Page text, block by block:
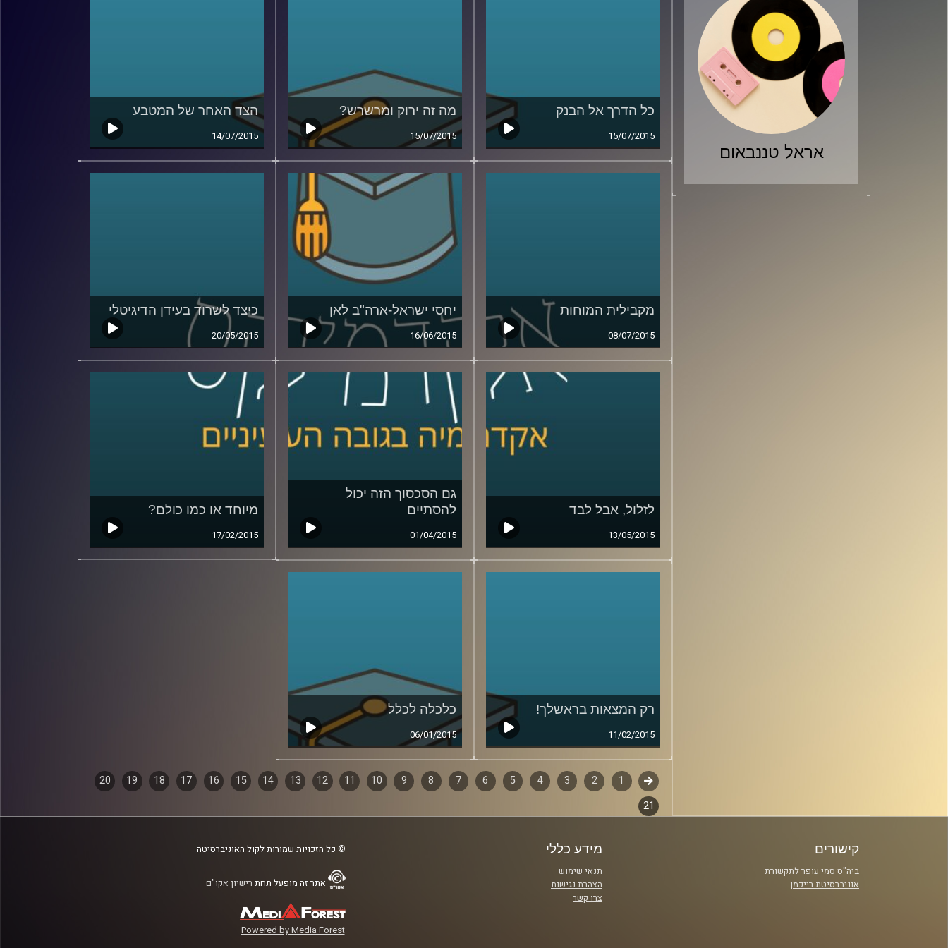
אראל טננבאום
כל הדרך אל הבנק
15/07/2015
מה זה ירוק ומרשרש?
15/07/2015
הצד האחר של המטבע
14/07/2015
מקבילית המוחות
08/07/2015
יחסי ישראל-ארה"ב לאן
16/06/2015
כיצד לשרוד בעידן הדיגיטלי
20/05/2015
לזלול, אבל לבד
13/05/2015
גם הסכסוך הזה יכול
להסתיים
01/04/2015
מיוחד או כמו כולם?
17/02/2015
רק המצאות בראשלך!
11/02/2015
כלכלה לכלל
06/01/2015
סגירה
דפדוף
פרקים
קודם 1
2
3
4
5
6
7
8
9
10
11
12
13
14
15
16
17
18
19
20
21
קישורים
ביה"ס סמי עופר לתקשורת
אוניברסיטת רייכמן
מידע כללי
תנאי שימוש
הצהרת נגישות
צרו קשר
© כל הזכויות שמורות לקול האוניברסיטה
אתר זה מופעל תחת רישיון אקו"ם
Powered by Media Forest